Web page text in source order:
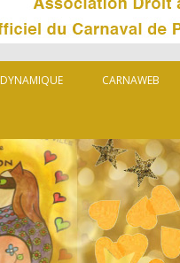
DYNAMIQUE
PARTENAIRES
PRESSE
CARNAWEB
CARNAVAL
QUELQUES